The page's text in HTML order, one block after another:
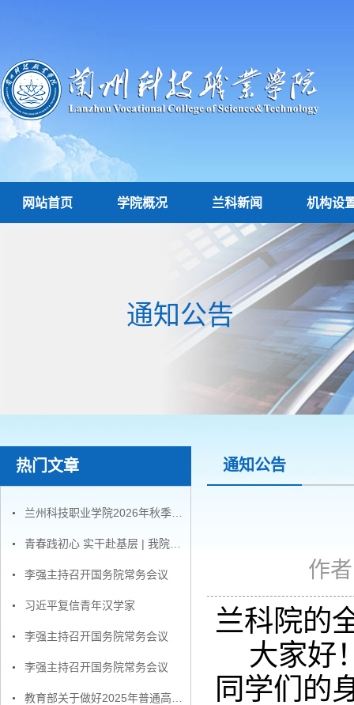
网站首页 学院概况 兰科新闻 机构设
通知公告
热门文章
李强主持召开国务院常务会议
习近平复信青年汉学家
李强主持召开国务院常务会议
李强主持召开国务院常务会议
通知公告
作
兰科院的
大家好
同学们的